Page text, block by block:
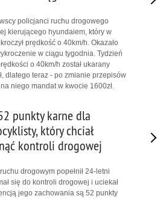
policjanci ruchu drogowego
kierującego hyundaiem, który w
prędkość o 40km/h. Okazało
w ciągu tygodnia. Tydzień
o 40km/h został ukarany
dlatego teraz - po zmianie przepisów
niego mandat w kwocie 1600zł.
punkty karne dla
który chciał
kontroli drogowej
drogowym popełnił 24-letni
się do kontroli drogowej i uciekał
jego zachowania są 52 punkty